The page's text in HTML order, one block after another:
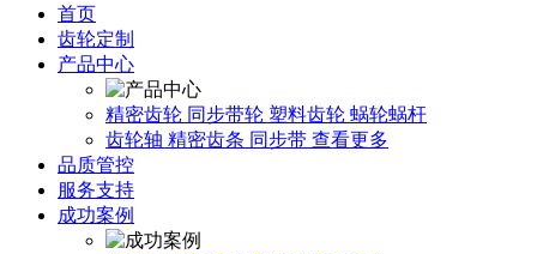
首页
齿轮定制
产品中心
精密齿轮 同步带轮 塑料齿轮 蜗轮蜗杆
齿轮轴 精密齿条 同步带 查看更多
品质管控
服务支持
成功案例